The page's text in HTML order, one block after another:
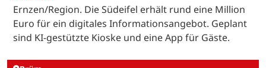
Ernzen/Region. Die Südeifel erhält rund eine Million
Euro für ein digitales Informationsangebot. Geplant
sind KI-gestützte Kioske und eine App für Gäste.